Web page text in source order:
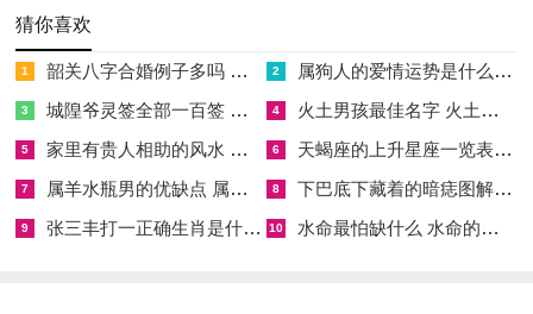
自刑催生的急躁情绪所诱发的意外磕碰与血光之灾。
他自认为在披荆斩棘。实则许多时候是在与自己预设的假想敌作
战，这种对心神的自耗，若不加疏导，便会实实在地伤及五脏六
腑。
日？其中的禁忌与合理形式边界何在？
猜你喜欢
1 韶关八字合婚例子多吗 韶关八字测风水 2 属狗人的爱情运势是什么意思 属狗的人爱情观
3 城隍爷灵签全部一百签 城隍爷灵签解签大全 4 火土男孩最佳名字 火土属性的字男孩名字有哪些
5 家里有贵人相助的风水 家里有贵人是什么意思 6 天蝎座的上升星座一览表 天蝎座的上升星座查询
7 属羊水瓶男的优缺点 属羊水瓶座男生性格爱情观 8 下巴底下藏着的暗痣图解 下巴尖底下有痣代表什么
9 张三丰打一正确生肖是什么意思 张三丰是指什么生肖 10 水命最怕缺什么 水命的人忌什么